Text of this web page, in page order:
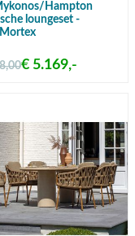
Hampton
loungeset -
€ 5.169,-